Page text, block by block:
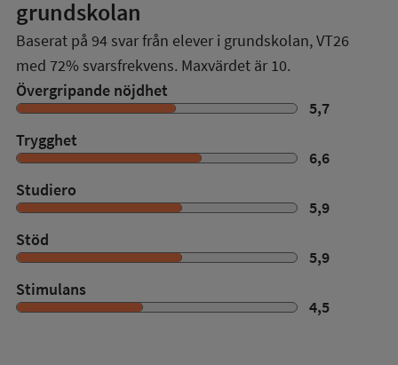
grundskolan
Baserat på 94 svar från elever i grundskolan,VT26
med 72% svarsfrekvens. Maxvärdet är 10.
Övergripande nöjdhet
5,7
Trygghet
6,6
Studiero
5,9
Stöd
5,9
Stimulans
4,5